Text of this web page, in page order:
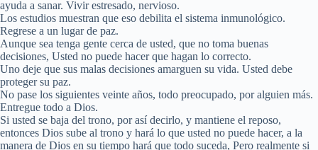
ayuda a sanar. Vivir estresado, nervioso.
Los estudios muestran que eso debilita el sistema inmunológico.
Regrese a un lugar de paz.
Aunque sea tenga gente cerca de usted, que no toma buenas
decisiones, Usted no puede hacer que hagan lo correcto.
Uno deje que sus malas decisiones amarguen su vida. Usted debe
proteger su paz.
No pase los siguientes veinte años, todo preocupado, por alguien más.
Entregue todo a Dios.
Si usted se baja del trono, por así decirlo, y mantiene el reposo,
entonces Dios sube al trono y hará lo que usted no puede hacer, a la
manera de Dios en su tiempo hará que todo suceda, Pero realmente si